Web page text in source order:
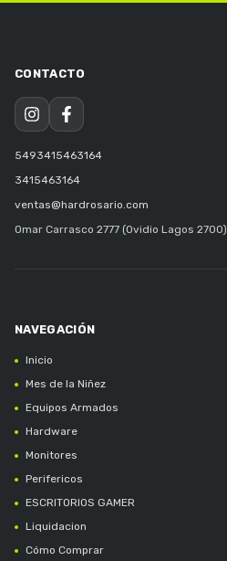
5493415463164
3415463164
ventas@hardrosario.com
Omar Carrasco 2777 (Ovidio Lagos 2700)
Inicio
Mes de la Niñez
Equipos Armados
Hardware
Monitores
Perifericos
ESCRITORIOS GAMER
Liquidacion
Cómo Comprar